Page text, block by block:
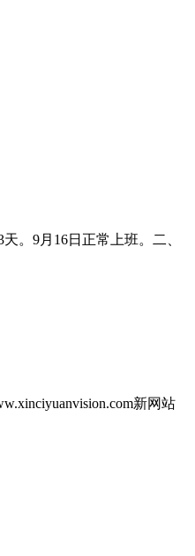
。9月16日正常上班。二、
新网站